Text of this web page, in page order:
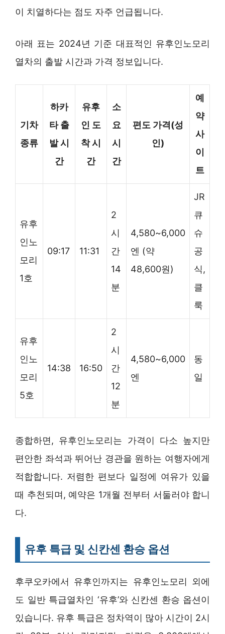
이 치열하다는 점도 자주 언급됩니다.
아래 표는 2024년 기준 대표적인 유후인노모리
열차의 출발 시간과 가격 정보입니다.
기차
종류
하카
타 출
발 시
간
유후
인 도
착 시
간
소
요
시
간
편도 가격(성
인)
예
약
사
이
트
유후
인노
모리
1호
09:17 11:31
2
시
간
14
분
4,580~6,000
엔 (약
48,600원)
JR
큐
슈
공
식,
클
룩
유후
인노
모리
5호
14:38 16:50
2
시
간
12
분
4,580~6,000
엔
동
일
종합하면, 유후인노모리는 가격이 다소 높지만
편안한 좌석과 뛰어난 경관을 원하는 여행자에게
적합합니다. 저렴한 편보다 일정에 여유가 있을
때 추천되며, 예약은 1개월 전부터 서둘러야 합니
다.
유후 특급 및 신칸센 환승 옵션
후쿠오카에서 유후인까지는 유후인노모리 외에
도 일반 특급열차인 ‘유후’와 신칸센 환승 옵션이
있습니다. 유후 특급은 정차역이 많아 시간이 2시